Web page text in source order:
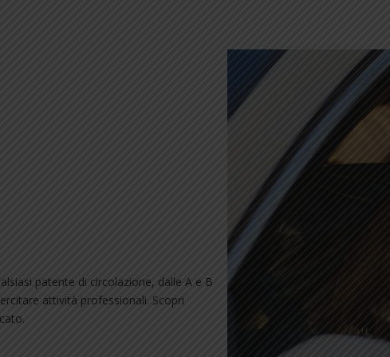
patente di circolazione, dalle A e B
attività professionali. Scopri